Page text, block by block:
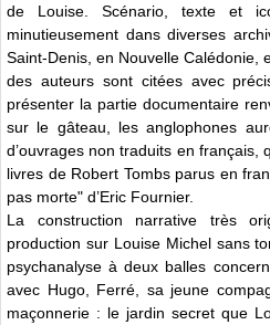
de Louise. Scénario, texte et
minutieusement dans diverses
Saint-Denis, en Nouvelle Calédonie,
des auteurs sont citées avec
présenter la partie documentaire
sur le gâteau, les anglophones
d’ouvrages non traduits en français,
livres de Robert Tombs parus en
pas morte" d’Eric Fournier.
La construction narrative très
production sur Louise Michel sans
psychanalyse à deux balles
avec Hugo, Ferré, sa jeune
maçonnerie : le jardin secret que